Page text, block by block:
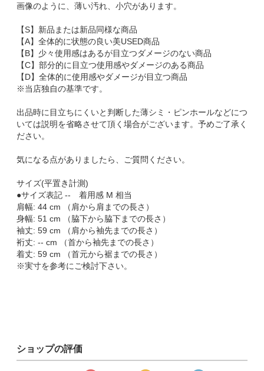
画像のように、薄い汚れ、小穴があります。
【S】新品または新品同様な商品
【A】全体的に状態の良い美USED商品
【B】少々使用感はあるが目立つダメージのない商品
【C】部分的に目立つ使用感やダメージのある商品
【D】全体的に使用感やダメージが目立つ商品
※当店独自の基準です。
出品時に目立ちにくいと判断した薄シミ・ピンホールなどにつ
いては説明を省略させて頂く場合がございます。予めご了承く
ださい。
気になる点がありましたら、ご質問ください。
サイズ(平置き計測)
●サイズ表記 -- 着用感 M 相当
肩幅: 44 cm （肩から肩までの長さ）
身幅: 51 cm （脇下から脇下までの長さ）
袖丈: 59 cm （肩から袖先までの長さ）
裄丈: -- cm （首から袖先までの長さ）
着丈: 59 cm （首元から裾までの長さ）
※実寸を参考にご検討下さい。
ショップの評価